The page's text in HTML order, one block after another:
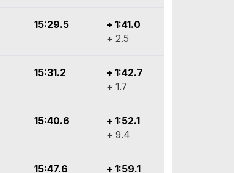
15:29.5
+ 1:41.0
+ 2.5
15:31.2
+ 1:42.7
+ 1.7
15:40.6
+ 1:52.1
+ 9.4
15:47.6
+ 1:59.1